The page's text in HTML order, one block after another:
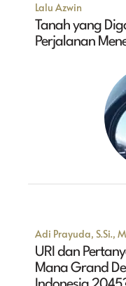
Lalu Azwin
Tanah yang
Perjalanan
Adi Prayuda, S.Si.,
URI dan
Mana Grand